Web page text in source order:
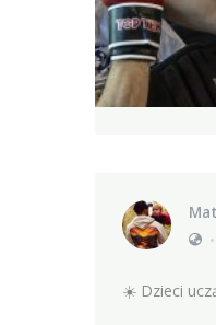
•
☀️ Dzieci